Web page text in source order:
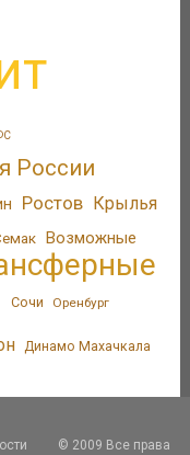
России
Ростов Крылья
Возможные
Сочи Оренбург
Динамо Махачкала
© 2009 Все права